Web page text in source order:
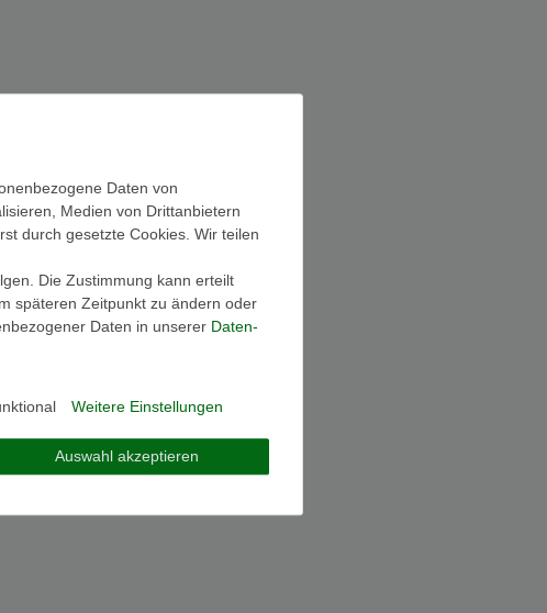
Daten von
Medien von Drittanbietern
durch gesetzte Cookies. Wir teilen
Die Zustimmung kann erteilt
späteren Zeitpunkt zu ändern oder
Daten in unserer Daten­
Weitere Einstellungen
Auswahl akzeptieren